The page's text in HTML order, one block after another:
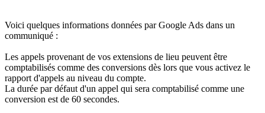
Voici quelques informations données par Google Ads dans un
communiqué :
Les appels provenant de vos extensions de lieu peuvent être
comptabilisés comme des conversions dès lors que vous activez le
rapport d'appels au niveau du compte.
La durée par défaut d'un appel qui sera comptabilisé comme une
conversion est de 60 secondes.